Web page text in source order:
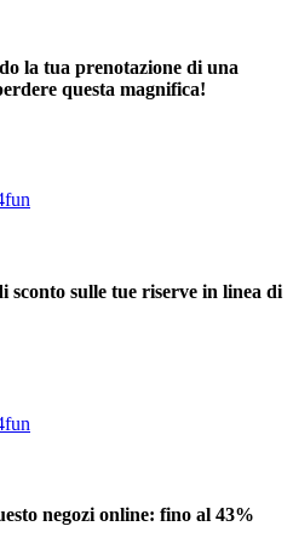
la tua prenotazione di una
questa magnifica!
sconto sulle tue riserve in linea di
negozi online: fino al 43%